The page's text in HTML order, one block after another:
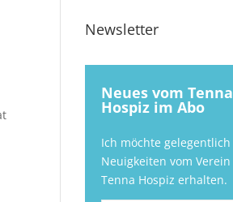
Newsletter
Neues vom Tenna
Hospiz im Abo
Ich möchte gelegentlich
Neuigkeiten vom Verein
Tenna Hospiz erhalten.